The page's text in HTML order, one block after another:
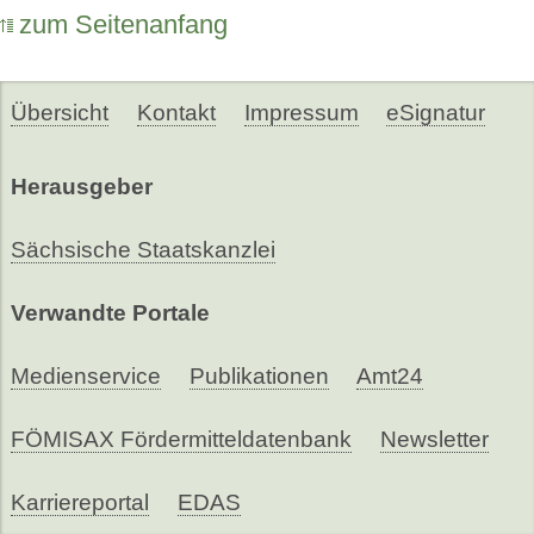
zum Seitenanfang
Übersicht Kontakt Impressum eSignatur
Herausgeber
Sächsische Staatskanzlei
Verwandte Portale
Medienservice Publikationen Amt24
FÖMISAX Fördermitteldatenbank Newsletter
Karriereportal EDAS